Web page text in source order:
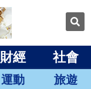
財經 社會
運動 旅遊